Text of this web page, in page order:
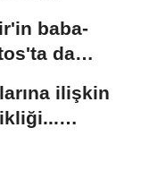
baba-
da
ilişkin